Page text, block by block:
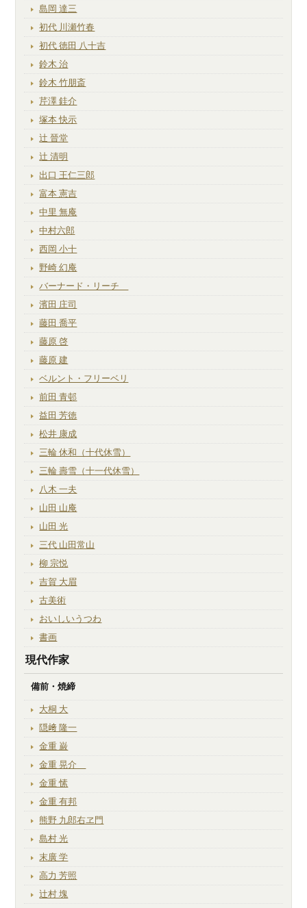
島岡 達三
初代 川瀬竹春
初代 徳田 八十吉
鈴木 治
鈴木 竹朋斎
芹澤 銈介
塚本 快示
辻 晉堂
辻 清明
出口 王仁三郎
富本 憲吉
中里 無庵
中村六郎
西岡 小十
野崎 幻庵
バーナード・リーチ
濱田 庄司
藤田 喬平
藤原 啓
藤原 建
ベルント・フリーベリ
前田 青邨
益田 芳徳
松井 康成
三輪 休和（十代休雪）
三輪 壽雪（十一代休雪）
八木 一夫
山田 山庵
山田 光
三代 山田常山
柳 宗悦
吉賀 大眉
古美術
おいしいうつわ
書画
現代作家
備前・焼締
大桐 大
隠﨑 隆一
金重 巌
金重 晃介
金重 愫
金重 有邦
熊野 九郎右ヱ門
島村 光
末廣 学
高力 芳照
辻村 塊